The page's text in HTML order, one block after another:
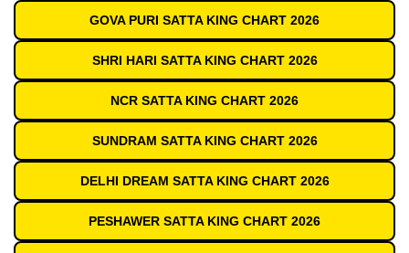
GOVA PURI SATTA KING CHART 2026
SHRI HARI SATTA KING CHART 2026
NCR SATTA KING CHART 2026
SUNDRAM SATTA KING CHART 2026
DELHI DREAM SATTA KING CHART 2026
PESHAWER SATTA KING CHART 2026